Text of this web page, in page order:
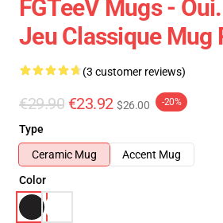
FGTeeV Mugs -
Jeu Classique Mug
(3 customer reviews)
€29.90 €23.92 $26.00 -20%
Type
Ceramic Mug
Accent Mug
Color